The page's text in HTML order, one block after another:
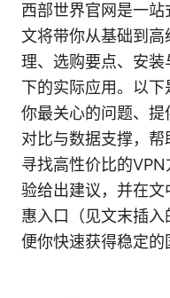
西部世界官网是一
文将带你从基础到
理、选购要点、安
下的实际应用。以
你最关心的问题、
对比与数据支撑，
寻找高性价比的
验给出建议，并在
惠入口（见文末插
便你快速获得稳定的